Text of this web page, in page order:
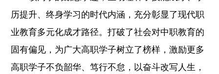
历提升、终身学习的时代内涵，充分彰显了现代职
业教育多元化成才路径。打破了社会对中职教育的
固有偏见，为广大高职学子树立了榜样，激励更多
高职学子不负韶华、笃行不怠，以奋斗改写人生，